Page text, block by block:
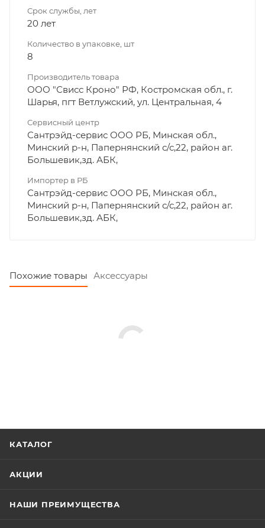
Срок службы, лет
20 лет
Количество в упаковке, шт
8
Производитель товара
ООО "Свисс Кроно" РФ, Костромская обл., г.
Шарья, пгт Ветлужский, ул. Центральная, 4
Сервисный центр
Сантрэйд-сервис ООО РБ, Минская обл.,
Минский р-н, Папернянский с/с,22, район аг.
Большевик,зд. АБК,
Импортер в РБ
Сантрэйд-сервис ООО РБ, Минская обл.,
Минский р-н, Папернянский с/с,22, район аг.
Большевик,зд. АБК,
Похожие товары Аксессуары
КАТАЛОГ
АКЦИИ
НАШИ ПРЕИМУЩЕСТВА